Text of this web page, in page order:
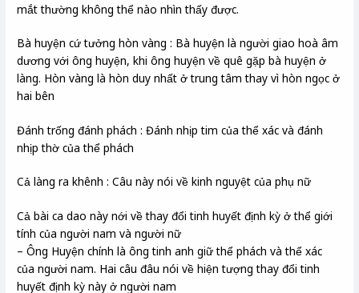
mắt thường không thể nào nhìn thấy được.
Bà huyện cứ tưởng hòn vàng : Bà huyện là người giao hoà âm
dương với ông huyện, khi ông huyện về quê gặp bà huyện ở
làng. Hòn vàng là hòn duy nhất ở trung tâm thay vì hòn ngọc ở
hai bên
Đánh trống đánh phách : Đánh nhịp tim của thể xác và đánh
nhịp thờ của thể phách
Cả làng ra khênh : Câu này nói về kinh nguyệt của phụ nữ
Cả bài ca dao này nới về thay đổi tinh huyết định kỳ ở thể giới
tính của người nam và người nữ
– Ông Huyện chính là ông tinh anh giữ thể phách và thể xác
của người nam. Hai câu đâu nói về hiện tượng thay đổi tinh
huyết định kỳ này ở người nam